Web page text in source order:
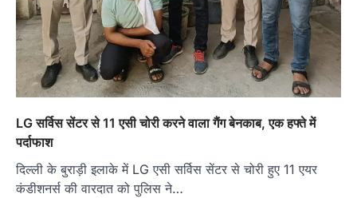
LG सर्विस सेंटर से 11 एसी चोरी करने वाला गैंग बेनकाब, एक हफ्ते में
पर्दाफाश
दिल्ली के बुराड़ी इलाके में LG एसी सर्विस सेंटर से चोरी हुए 11 एयर
कंडीशनर्स की वारदात को पुलिस ने…